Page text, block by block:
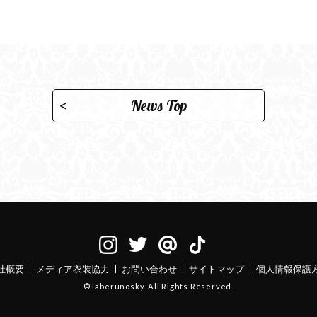
News Top
概要 メディア衣装協力 お問い合わせ サイトマップ 個人情報保護
©Taberunosky. All Rights Reserved.